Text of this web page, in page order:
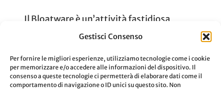
Gestisci Consenso
Per fornire le migliori esperienze, utilizziamo tecnologie come i cookie
per memorizzare e/o accedere alle informazioni del dispositivo. Il
consenso a queste tecnologie ci permetterà di elaborare dati come il
comportamento di navigazione o ID unici su questo sito. Non
Il Bloatware è un’attività fastidiosa
presente in quasi tutti i device e, grazie
dura.